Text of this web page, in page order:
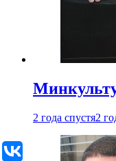
2 года спустя2